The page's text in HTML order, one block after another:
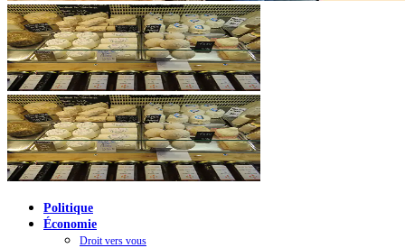
Politique
Économie
Droit vers vous